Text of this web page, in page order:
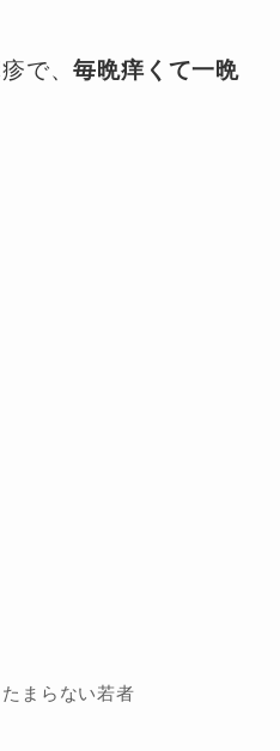
で、毎晩痒くて一晩
まらない若者